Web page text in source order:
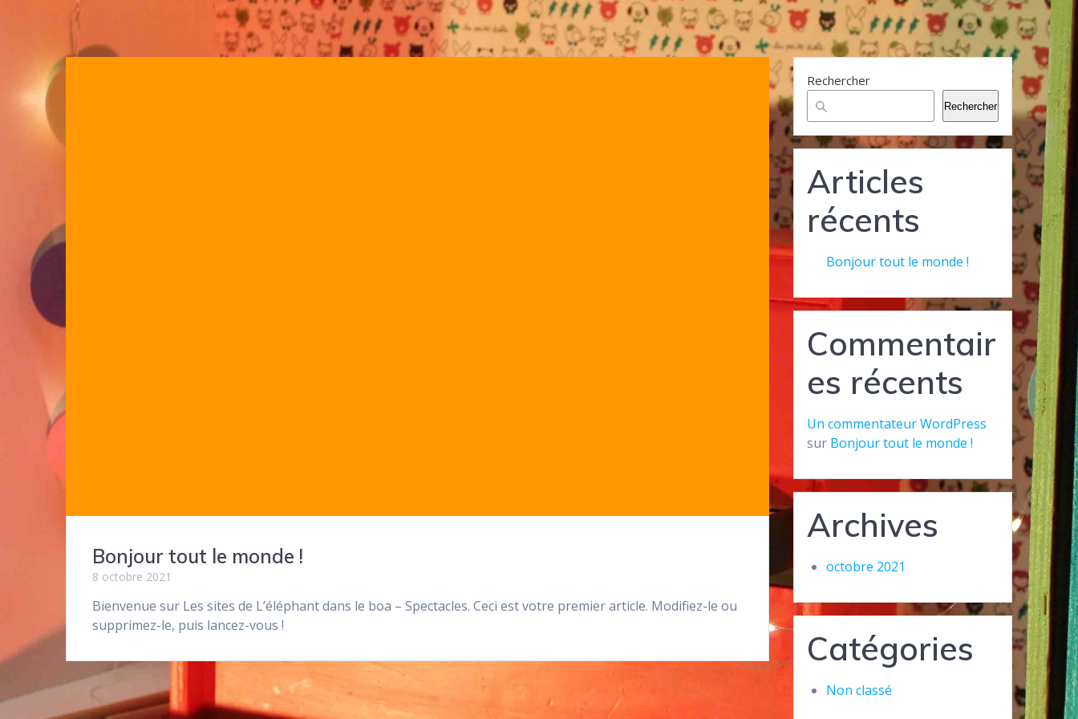
Bonjour tout le monde !
8 octobre 2021
Bienvenue sur Les sites de L’éléphant dans le boa – Spectacles. Ceci est votre premier article. Modifiez-le ou
supprimez-le, puis lancez-vous !
Rechercher
Rechercher
Articles
récents
Bonjour tout le monde !
Commentair
es récents
Un commentateur WordPress
sur Bonjour tout le monde !
Archives
octobre 2021
Catégories
Non classé